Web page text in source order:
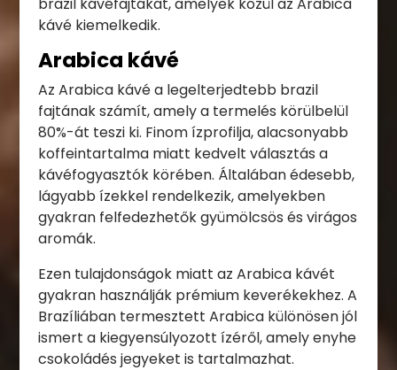
kávé kiemelkedik.
Arabica kávé
Az Arabica kávé a legelterjedtebb brazil
fajtának számít, amely a termelés körülbelül
80%-át teszi ki. Finom ízprofilja, alacsonyabb
koffeintartalma miatt kedvelt választás a
kávéfogyasztók körében. Általában édesebb,
lágyabb ízekkel rendelkezik, amelyekben
gyakran felfedezhetők gyümölcsös és virágos
aromák.
Ezen tulajdonságok miatt az Arabica kávét
gyakran használják prémium keverékekhez. A
Brazíliában termesztett Arabica különösen jól
ismert a kiegyensúlyozott ízéről, amely enyhe
csokoládés jegyeket is tartalmazhat.